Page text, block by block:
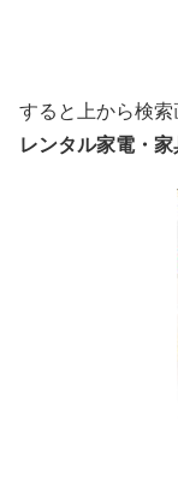
すると上から検索
レンタル家電・家